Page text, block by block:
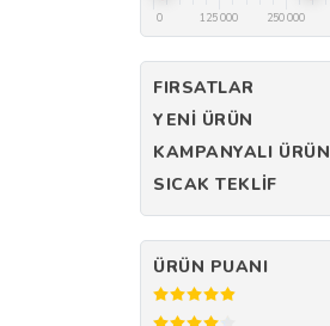
0 125 000 250 000
FIRSATLAR
YENI ÜRÜN
KAMPANYALI ÜRÜN
SICAK TEKLIF
ÜRÜN PUANI